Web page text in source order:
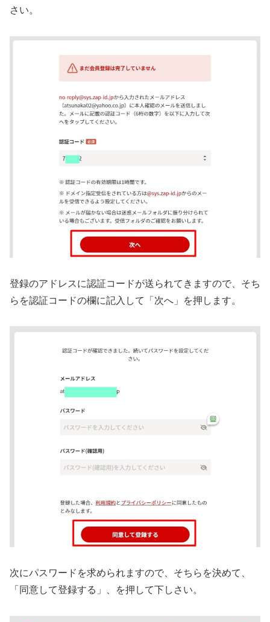
さい。
登録のアドレスに認証コードが送られてきますので、そち
らを認証コードの欄に記入して「次へ」を押します。
次にパスワードを求められますので、そちらを決めて、
「同意して登録する」、を押して下しさい。